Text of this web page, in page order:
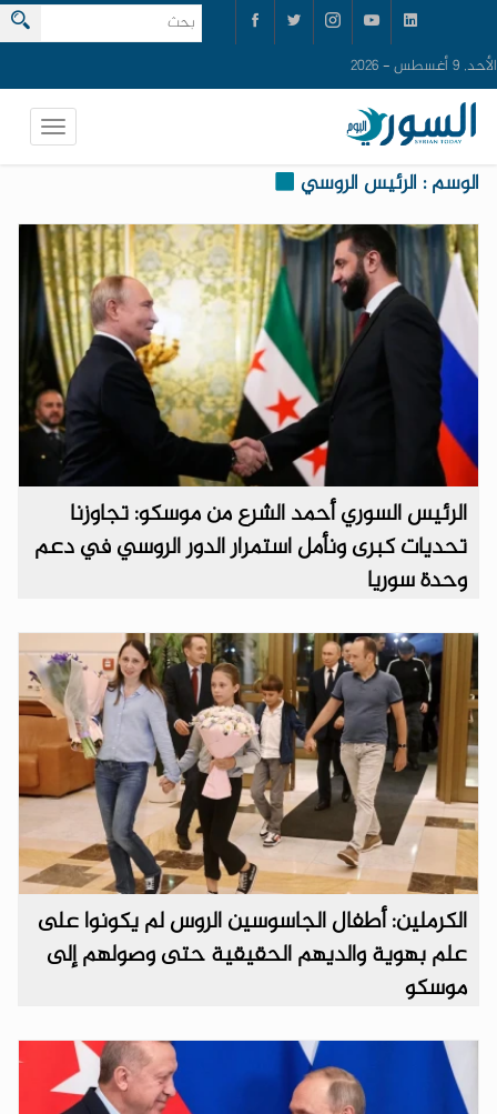
الأحد, 9 أغسطس - 2026
الوسم : الرئيس الروسي
الرئيس السوري أحمد الشرع من موسكو: تجاوزنا
تحديات كبرى ونأمل استمرار الدور الروسي في دعم
وحدة سوريا
الكرملين: أطفال الجاسوسين الروس لم يكونوا على
علم بهوية والديهم الحقيقية حتى وصولهم إلى
موسكو